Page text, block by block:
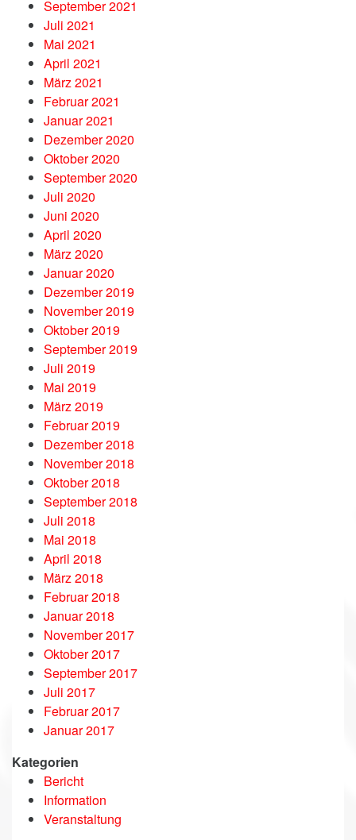
September 2021
Juli 2021
Mai 2021
April 2021
März 2021
Februar 2021
Januar 2021
Dezember 2020
Oktober 2020
September 2020
Juli 2020
Juni 2020
April 2020
März 2020
Januar 2020
Dezember 2019
November 2019
Oktober 2019
September 2019
Juli 2019
Mai 2019
März 2019
Februar 2019
Dezember 2018
November 2018
Oktober 2018
September 2018
Juli 2018
Mai 2018
April 2018
März 2018
Februar 2018
Januar 2018
November 2017
Oktober 2017
September 2017
Juli 2017
Februar 2017
Januar 2017
Kategorien
Bericht
Information
Veranstaltung